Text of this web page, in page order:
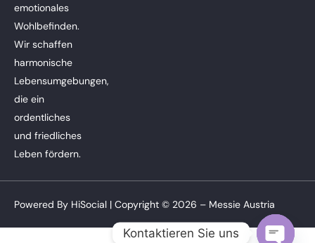
emotionales
Wohlbefinden.
Wir schaffen
harmonische
Lebensumgebungen,
die ein
ordentliches
und friedliches
Leben fördern.
Powered By HiSocial | Copyright © 2026 – Messie Austria
Kontaktieren Sie uns